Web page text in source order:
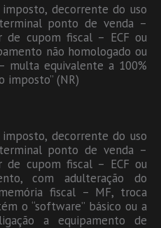
decorrente do uso
ponto de venda –
de cupom fiscal – ECF ou
não homologado ou
multa equivalente a 100%
imposto” (NR)
decorrente do uso
ponto de venda –
de cupom fiscal – ECF ou
com adulteração do
fiscal – MF, troca
o “software” básico ou a
a equipamento de